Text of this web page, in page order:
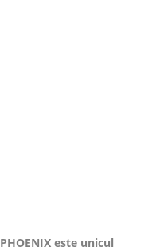
PHOENIX este unicul